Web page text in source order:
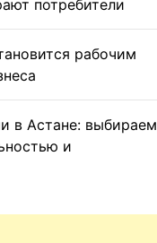
потребители
рабочим
в Астане: выбираем
и